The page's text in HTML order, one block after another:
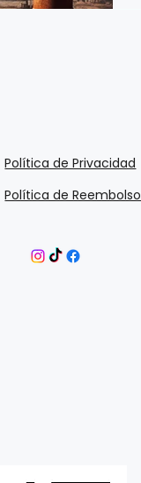
Política de Privacidad
Política de Reembolso